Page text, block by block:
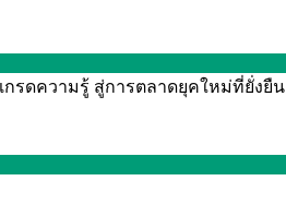
เกรดความรู้ สู่การตลาดยุคใหม่ที่ยั่งยืน